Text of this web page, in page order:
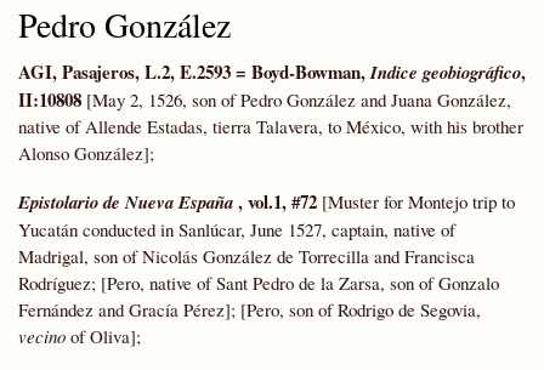
Pedro González
AGI, Pasajeros, L.2, E.2593 = Boyd-Bowman,Indice geobiográfico,
II:10808 [May 2, 1526, son of Pedro González and Juana González,
native of Allende Estadas, tierra Talavera, to México, with his brother
Alonso González];
Epistolariode Nueva España, vol.1, #72 [Muster for Montejo trip to
Yucatán conducted in Sanlúcar, June 1527, captain, native of
Madrigal, son of Nicolás González de Torrecilla and Francisca
Rodríguez; [Pero, native of Sant Pedro de la Zarsa, son of Gonzalo
Fernández and Gracía Pérez]; [Pero, son of Rodrigo de Segovia,
vecino of Oliva];